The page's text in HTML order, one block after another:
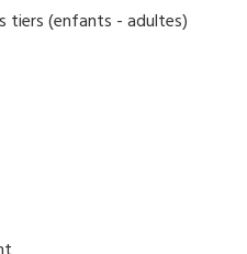
tiers (enfants - adultes)